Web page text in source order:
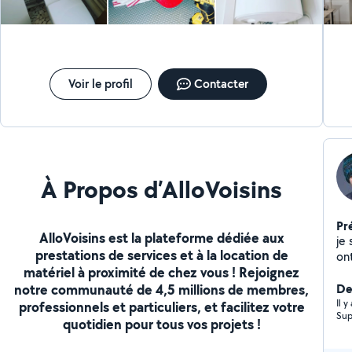
Voir le profil Contacter
À Propos d’AlloVoisins
AlloVoisins est la plateforme dédiée aux
prestations de services et à la location de
matériel à proximité de chez vous ! Rejoignez
notre communauté de 4,5 millions de membres,
professionnels et particuliers, et facilitez votre
quotidien pour tous vos projets !
je suis sérieux et
ont des soucis techniques. je répare
ne
Il y